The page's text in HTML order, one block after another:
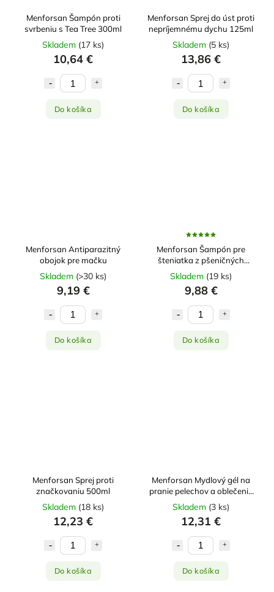
Menforsan Šampón proti
svrbeniu s Tea Tree 300ml
Skladem (17 ks)
10,64 €
Do košíka
Menforsan Sprej do úst proti
nepríjemnému dychu 125ml
Skladem (5 ks)
13,86 €
Do košíka
Menforsan Antiparazitný
obojok pre mačku
Skladem (>30 ks)
9,19 €
Do košíka
Menforsan Šampón pre
šteniatka z pšeničných
klíčkov 300ml
Skladem (19 ks)
9,88 €
Do košíka
Menforsan Sprej proti
značkovaniu 500ml
Skladem (18 ks)
12,23 €
Do košíka
Menforsan Mydlový gél na
pranie pelechov a oblečenia
Skladem (3 ks)
12,31 €
Do košíka